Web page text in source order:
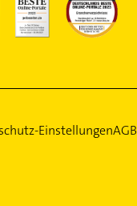
EinstellungenAGB